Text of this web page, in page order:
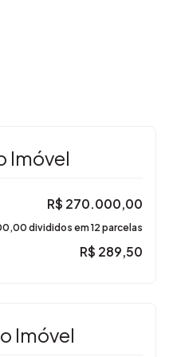
Imóvel
R$ 270.000,00
divididos em 12 parcelas
R$ 289,50
Imóvel